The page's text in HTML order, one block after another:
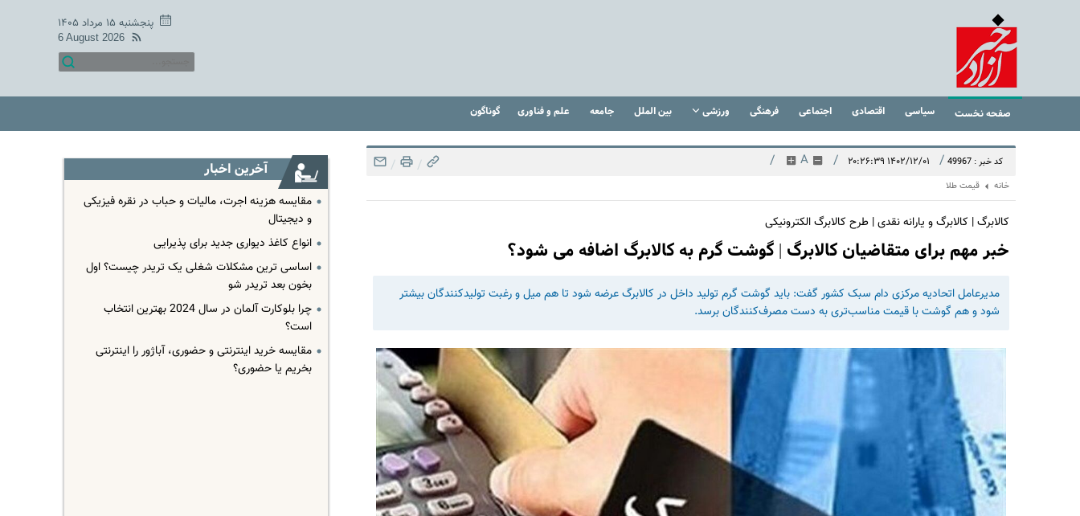
پنجشنبه ۱۵ مرداد ۱۴۰۵
6 August 2026
صفحه نخست سیاسی اقتصادی اجتماعی فرهنگی ورزشی بین الملل جامعه علم و فناوری گوناگون
کد خبر : 49967 / ۱۴۰۲/۱۲/۰۱ ۲۰:۲۶:۳۹ /
A
/
/
/
خانه قیمت طلا
کالابرگ | کالابرگ و یارانه نقدی | طرح کالابرگ الکترونیکی
خبر مهم برای متقاضیان کالابرگ | گوشت گرم به کالابرگ اضافه می شود؟
مدیرعامل اتحادیه مرکزی دام سبک کشور گفت: باید گوشت گرم تولید داخل در کالابرگ عرضه شود تا هم میل و رغبت تولیدکنندگان بیشتر
شود و هم گوشت با قیمت مناسب‌تری به دست مصرف‌کنندگان برسد.
آخرین اخبار
مقایسه هزینه اجرت، مالیات و حباب در نقره فیزیکی
و دیجیتال
انواع کاغذ دیواری جدید برای پذیرایی
اساسی ترین مشکلات شغلی یک تریدر چیست؟ اول
بخون بعد تریدر شو
چرا بلوکارت آلمان در سال 2024 بهترین انتخاب
است؟
مقایسه خرید اینترنتی و حضوری، آباژور را اینترنتی
بخریم یا حضوری؟